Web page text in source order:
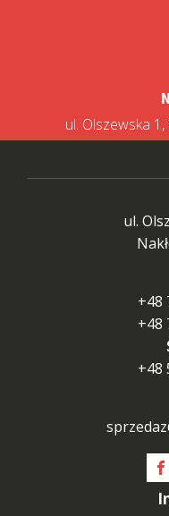
ul. Olszewska
ul.
+48
+48
+48